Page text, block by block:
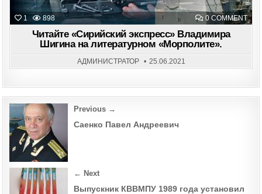
1 898 0 COMMENTON
Читайте «Сирийский экспресс» Владимира
Шигина на литературном «Морполите».
АДМИНИСТРАТОР 25.06.2021
Post
navigation
Previous →
Саенко Павел Андреевич
← Next
Выпускник КВВМПУ 1989 года установил